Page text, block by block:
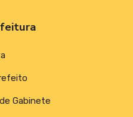
Gabinete